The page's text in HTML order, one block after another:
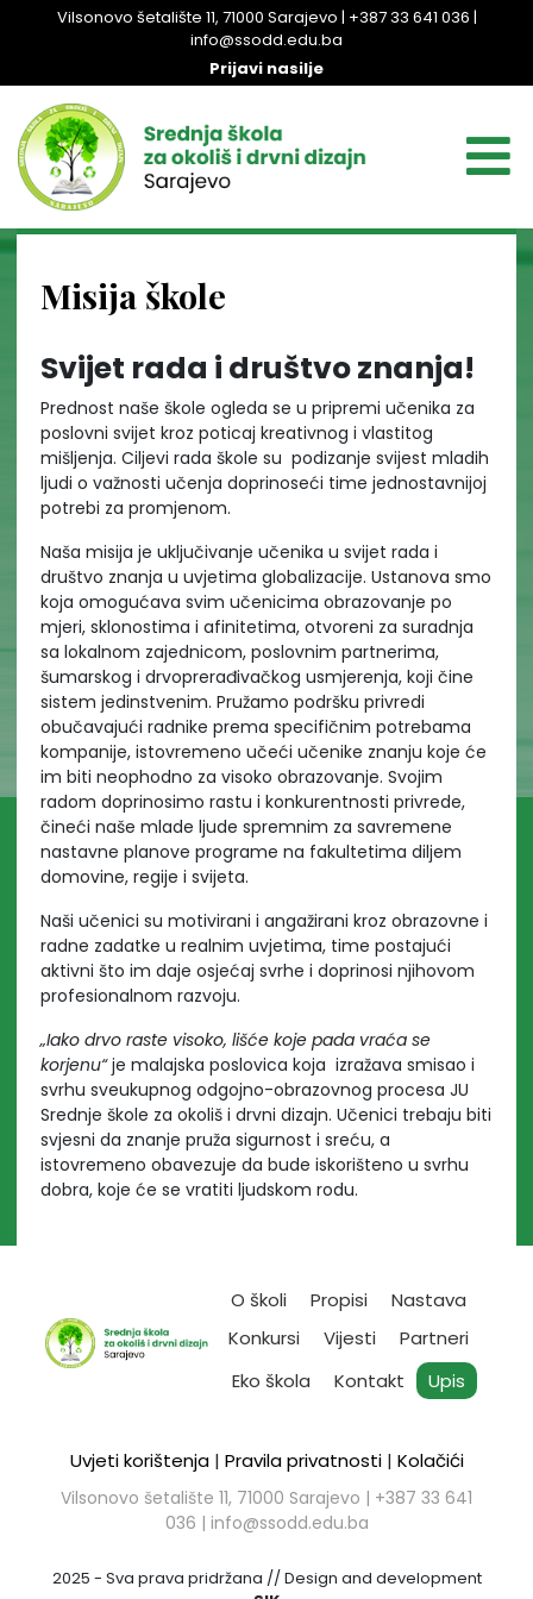
Vilsonovo šetalište 11, 71000 Sarajevo | +387 33 641 036 |
info@ssodd.edu.ba
Prijavi nasilje
Misija škole
Svijet rada i društvo znanja!
Prednost naše škole ogleda se u pripremi učenika za
poslovni svijet kroz poticaj kreativnog i vlastitog
mišljenja. Ciljevi rada škole su podizanje svijest mladih
ljudi o važnosti učenja doprinoseći time jednostavnijoj
potrebi za promjenom.
Naša misija je uključivanje učenika u svijet rada i
društvo znanja u uvjetima globalizacije. Ustanova smo
koja omogućava svim učenicima obrazovanje po
mjeri, sklonostima i afinitetima, otvoreni za suradnja
sa lokalnom zajednicom, poslovnim partnerima,
šumarskog i drvoprerađivačkog usmjerenja, koji čine
sistem jedinstvenim. Pružamo podršku privredi
obučavajući radnike prema specifičnim potrebama
kompanije, istovremeno učeći učenike znanju koje će
im biti neophodno za visoko obrazovanje. Svojim
radom doprinosimo rastu i konkurentnosti privrede,
čineći naše mlade ljude spremnim za savremene
nastavne planove programe na fakultetima diljem
domovine, regije i svijeta.
Naši učenici su motivirani i angažirani kroz obrazovne i
radne zadatke u realnim uvjetima, time postajući
aktivni što im daje osjećaj svrhe i doprinosi njihovom
profesionalnom razvoju.
„Iako drvo raste visoko, lišće koje pada vraća se
korjenu“je malajska poslovica koja izražava smisao i
svrhu sveukupnog odgojno-obrazovnog procesa JU
Srednje škole za okoliš i drvni dizajn. Učenici trebaju biti
svjesni da znanje pruža sigurnost i sreću, a
istovremeno obavezuje da bude iskorišteno u svrhu
dobra, koje će se vratiti ljudskom rodu.
O školi Propisi
Nastava
Konkursi
Vijesti
Partneri
Eko škola
Kontakt Upis
Uvjeti korištenja| Pravila privatnosti| Kolačići
Vilsonovo šetalište 11, 71000 Sarajevo | ​+387 33 641
036 | info@ssodd.edu.ba
2025 - Sva prava pridržana // Design and development